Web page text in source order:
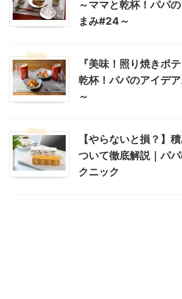
～ママと乾杯！パパ
まみ#24～
『美味！照り焼きポ
乾杯！パパのアイデ
～
【やらないと損？】
ついて徹底解説｜パ
クニック